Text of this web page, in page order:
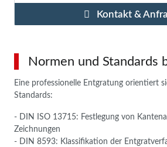
Kontakt &
Normen und Standards
Eine professionelle Entgratung orientiert
Standards:
- DIN ISO 13715: Festlegung von
Zeichnungen
- DIN 8593: Klassifikation der